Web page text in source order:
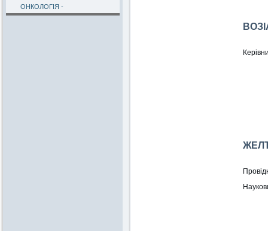
ОНКОЛОГІЯ -